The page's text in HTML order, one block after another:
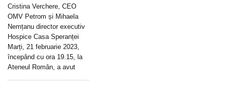
Cristina Verchere, CEO
OMV Petrom și Mihaela
Nemțanu director executiv
Hospice Casa Speranței
Marți, 21 februarie 2023,
începând cu ora 19.15, la
Ateneul Român, a avut